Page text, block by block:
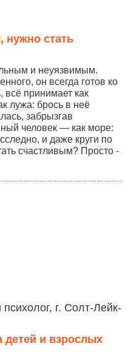
нужно стать
и неуязвимым.
он всегда готов ко
всё принимает как
лужа: брось в неё
забрызгав
человек — как море:
и даже круги по
счастливым? Просто -
г. Солт-Лейк-
и взрослых